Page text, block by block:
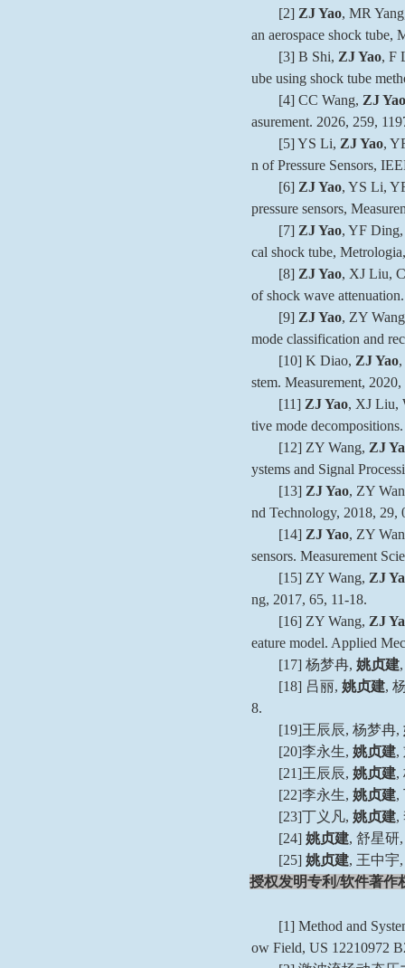
[2] ZJ Yao, MR
an aerospace shock tube,
[3] B Shi, ZJ Yao, F
ube using shock tube
[4] CC Wang, ZJ Yao
asurement. 2026, 259,
[5] YS Li, ZJ Yao,
n of Pressure Sensors,
[6] ZJ Yao, YS Li,
pressure sensors,
[7] ZJ Yao, YF Ding,
cal shock tube,
[8] ZJ Yao, XJ Liu,
of shock wave
[9] ZJ Yao, ZY
mode classification and
[10] K Diao, ZJ Yao
stem. Measurement,
[11] ZJ Yao, XJ Liu,
tive mode
[12] ZY Wang, ZJ
ystems and Signal
[13] ZJ Yao, ZY
nd Technology, 2018, 29,
[14] ZJ Yao, ZY
sensors. Measurement
[15] ZY Wang, ZJ
ng, 2017, 65, 11-18.
[16] ZY Wang, ZJ
eature model. Applied
[17] 杨梦冉, 姚贞建,
[18] 吕丽, 姚贞建,
8.
[19]王辰辰, 杨梦冉,
[20]李永生, 姚贞建,
[21]王辰辰, 姚贞建,
[22]李永生, 姚贞建,
[23]丁义凡, 姚贞建,
[24] 姚贞建, 舒星研,
[25] 姚贞建, 王中宇,
授权发明专利 /软件著作
[1] Method and
ow Field, US 12210972